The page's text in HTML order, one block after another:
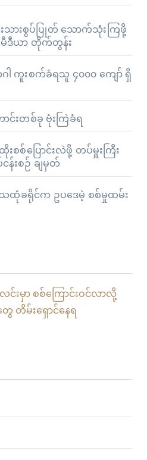
ားစွပ်ပြုတ် သောက်သုံးကြဖို့
မီဒီယာ တိုက်တွန်း
ါ ကူးစက်ခံရသူ ၄၀၀၀ ကျော် ရှိ
င်းတစ်ခု ဗုံးကြဲခံရ
စစ်ပြောင်းလဲဖို့ တပ်မှူးကြီး
န်းစဉ် ချမှတ်
ထုံခရိုင်က ဥပဒေမဲ့ စစ်မှုထမ်း
င်းမှာ စစ်ကြောင်းဝင်လာလို့
တိမ်းရှောင်နေရ